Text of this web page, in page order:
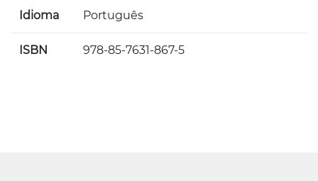
Idioma Português
ISBN 978-85-7631-867-5